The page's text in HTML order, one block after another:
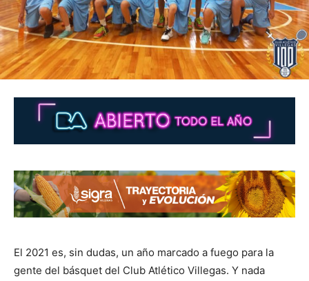
El 2021 es, sin dudas, un año marcado a fuego para la
gente del básquet del Club Atlético Villegas. Y nada